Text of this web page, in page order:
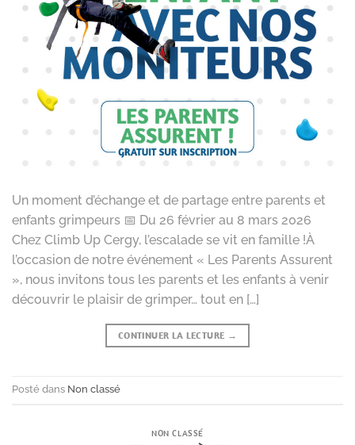
Un moment d’échange et de partage entre parents et
enfants grimpeurs 📅 Du 26 février au 8 mars 2026
Chez Climb Up Cergy, l’escalade se vit en famille !À
l’occasion de notre événement « Les Parents Assurent
», nous invitons tous les parents et les enfants à venir
découvrir le plaisir de grimper… tout en […]
CONTINUER LA LECTURE →
Posté dans Non classé
NON CLASSÉ